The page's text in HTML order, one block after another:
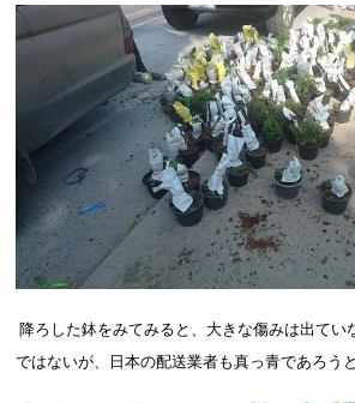
降ろした鉢をみてみると、大きな傷みは出てい
ではないが、日本の配送業者も真っ青であろうと